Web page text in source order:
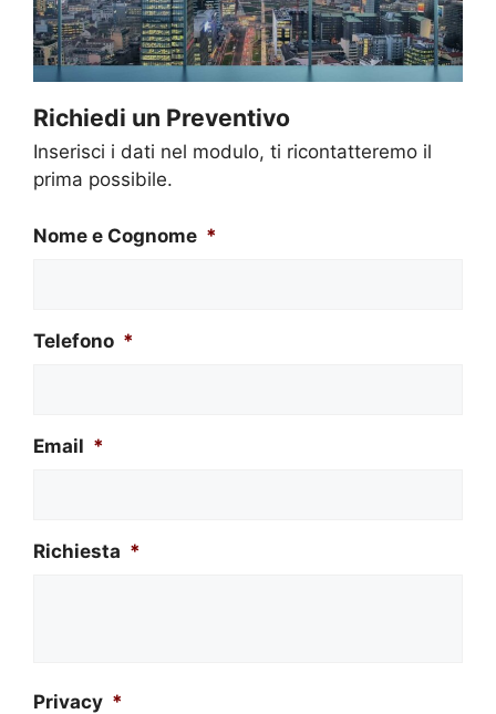
Richiedi un Preventivo
Inserisci i dati nel modulo, ti ricontatteremo il
prima possibile.
Nome e Cognome *
Telefono *
Email *
Richiesta *
Privacy *